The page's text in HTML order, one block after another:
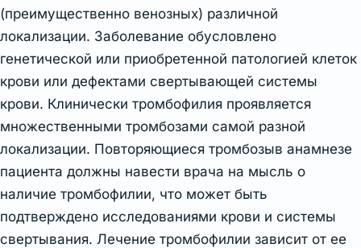
(преимущественно венозных) различной
локализации. Заболевание обусловлено
генетической или приобретенной патологией клеток
крови или дефектами свертывающей системы
крови. Клинически тромбофилия проявляется
множественными тромбозами самой разной
локализации. Повторяющиеся тромбозыв анамнезе
пациента должны навести врача на мысль о
наличие тромбофилии, что может быть
подтверждено исследованиями крови и системы
свертывания. Лечение тромбофилии зависит от ее